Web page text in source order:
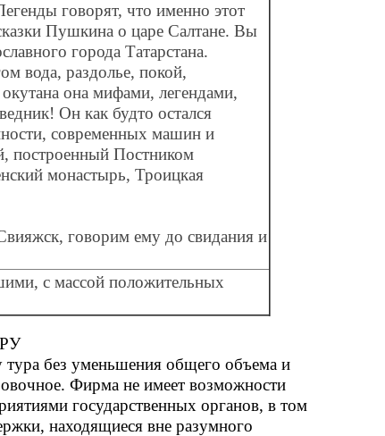
говорят, что именно этот
Пушкина о царе Салтане. Вы
города Татарстана.
вода, раздолье, покой,
она мифами, легендами,
Он как будто остался
современных машин и
построенный Постником
монастырь, Троицкая
говорим ему до свидания и
с массой положительных
тура без уменьшения общего объема и
Фирма не имеет возможности
государственных органов, в том
находящиеся вне разумного